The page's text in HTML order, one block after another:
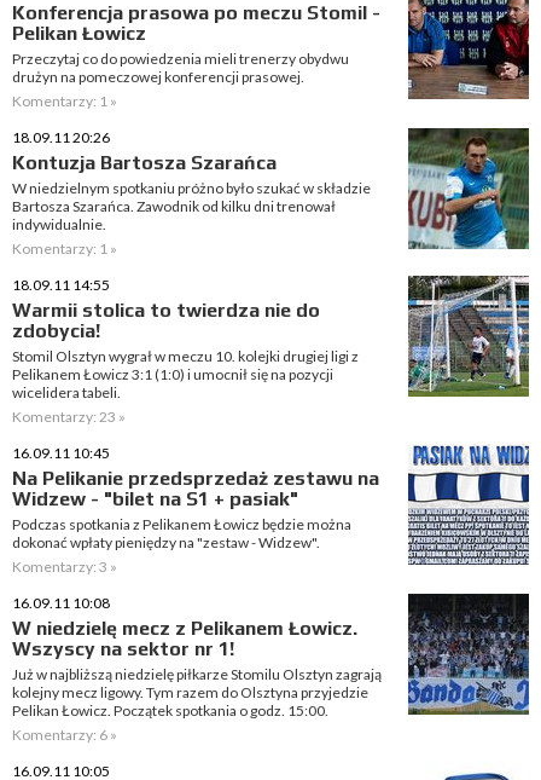
Konferencja prasowa po meczu Stomil -
Pelikan Łowicz
Przeczytaj co do powiedzenia mieli trenerzy obydwu
drużyn na pomeczowej konferencji prasowej.
Komentarzy: 1 »
18.09.11 20:26
Kontuzja Bartosza Szarańca
W niedzielnym spotkaniu próżno było szukać w składzie
Bartosza Szarańca. Zawodnik od kilku dni trenował
indywidualnie.
Komentarzy: 1 »
18.09.11 14:55
Warmii stolica to twierdza nie do
zdobycia!
Stomil Olsztyn wygrał w meczu 10. kolejki drugiej ligi z
Pelikanem Łowicz 3:1 (1:0) i umocnił się na pozycji
wicelidera tabeli.
Komentarzy: 23 »
16.09.11 10:45
Na Pelikanie przedsprzedaż zestawu na
Widzew - "bilet na S1 + pasiak"
Podczas spotkania z Pelikanem Łowicz będzie można
dokonać wpłaty pieniędzy na "zestaw - Widzew".
Komentarzy: 3 »
16.09.11 10:08
W niedzielę mecz z Pelikanem Łowicz.
Wszyscy na sektor nr 1!
Już w najbliższą niedzielę piłkarze Stomilu Olsztyn zagrają
kolejny mecz ligowy. Tym razem do Olsztyna przyjedzie
Pelikan Łowicz. Początek spotkania o godz. 15:00.
Komentarzy: 6 »
16.09.11 10:05